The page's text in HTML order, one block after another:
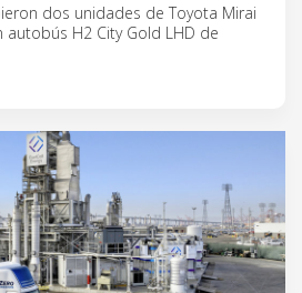
dos unidades de Toyota Mirai
autobús H2 City Gold LHD de